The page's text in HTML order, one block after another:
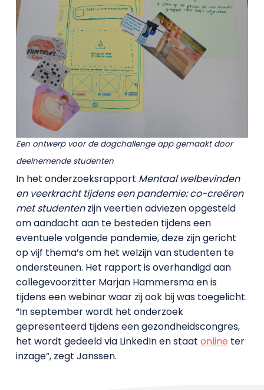
Een ontwerp voor de dagchallenge app gemaakt door
deelnemende studenten
In het onderzoeksrapport Mentaal welbevinden
en veerkracht tijdens een pandemie: co-creëren
met studentenzijn veertien adviezen opgesteld
om aandacht aan te besteden tijdens een
eventuele volgende pandemie, deze zijn gericht
op vijf thema’s om het welzijn van studenten te
ondersteunen. Het rapport is overhandigd aan
collegevoorzitter Marjan Hammersma en is
tijdens een webinar waar zij ook bij was toegelicht.
“In september wordt het onderzoek
gepresenteerd tijdens een gezondheidscongres,
het wordt gedeeld via LinkedIn en staat onlineter
inzage”, zegt Janssen.